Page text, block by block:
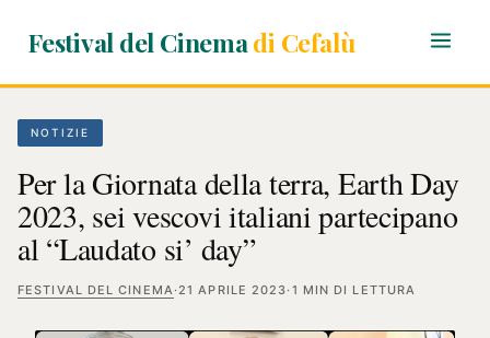
Festival del Cinemadi Cefalù
NOTIZIE
Per la Giornata della terra, Earth Day
2023, sei vescovi italiani partecipano
al “Laudato si’ day”
FESTIVAL DEL CINEMA·21 APRILE 2023·1 MIN DI LETTURA